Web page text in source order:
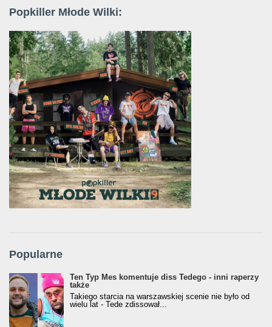
Popkiller Młode Wilki:
Popularne
Ten Typ Mes komentuje diss Tedego - inni raperzy
także
Takiego starcia na warszawskiej scenie nie było od
wielu lat - Tede zdissował...